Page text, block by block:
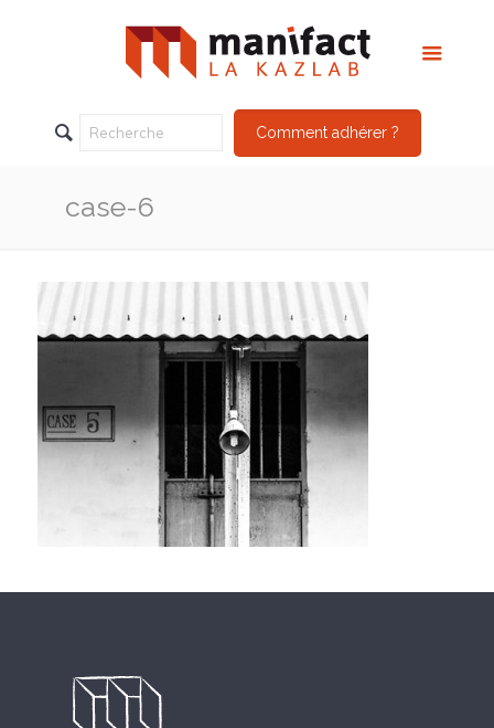
Comment adhérer ?
case-6